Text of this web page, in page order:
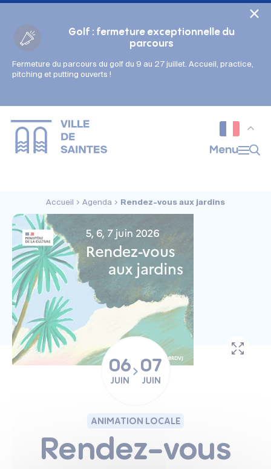
Golf : fermeture exceptionnelle du
parcours
Fermeture du parcours du golf du 9 au 27 juillet. Accueil, practice,
pitching et putting ouverts !
Menu
Accueil Agenda Rendez-vous aux jardins
06
JUIN
07
JUIN
ANIMATION LOCALE
Rendez-vous
Gestion des couleurs :
Police adaptée (dyslexie) :
Interlignage :
Par défaut
Augmenté
Taille du texte :
Très petite
Petite Défaut
Grande
Très grande
Affichage des images & vidéos :
Par défaut
Masquées
Cookies management panel